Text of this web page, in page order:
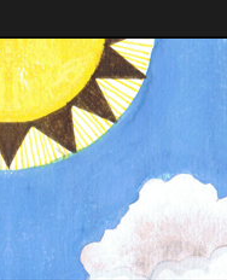
Deux-Esprits